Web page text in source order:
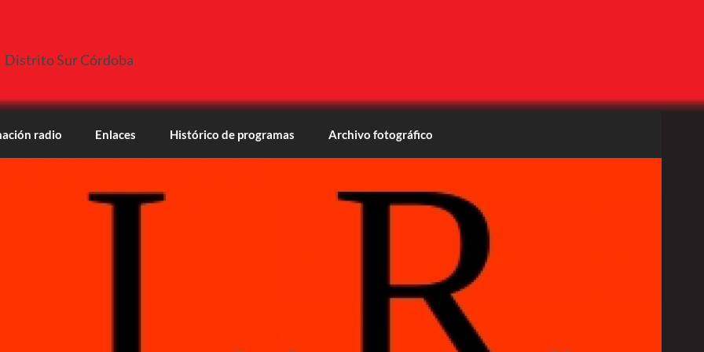
Distrito Sur Córdoba
radio Enlaces Histórico de programas Archivo fotográfico